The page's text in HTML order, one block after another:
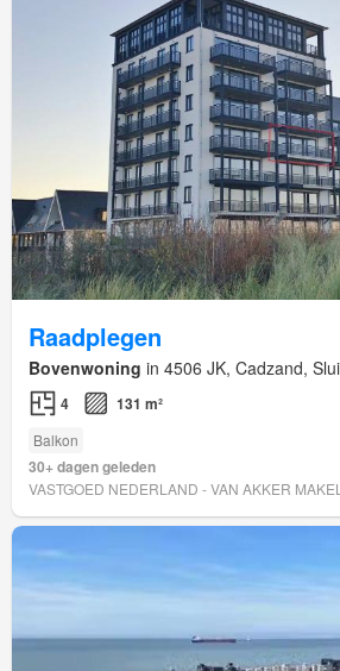
Raadplegen
Bovenwoning in 4506 JK, Cadzand,
4 131 m²
Balkon
30+ dagen geleden
VASTGOED NEDERLAND - VAN AKKER